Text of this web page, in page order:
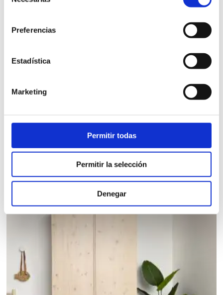
Preferencias
Estadística
Marketing
Permitir todas
Permitir la selección
Denegar
ARMARIO 2 PUERTAS 2 CAJONES 100
1.794,00€
VER PRODUCTO